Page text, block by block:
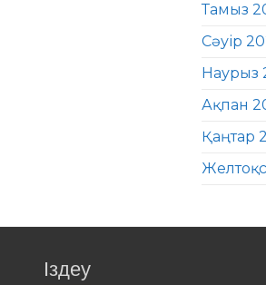
Тамыз
Сәуір
Наурыз
Ақпан
Қаңтар
Іздеу